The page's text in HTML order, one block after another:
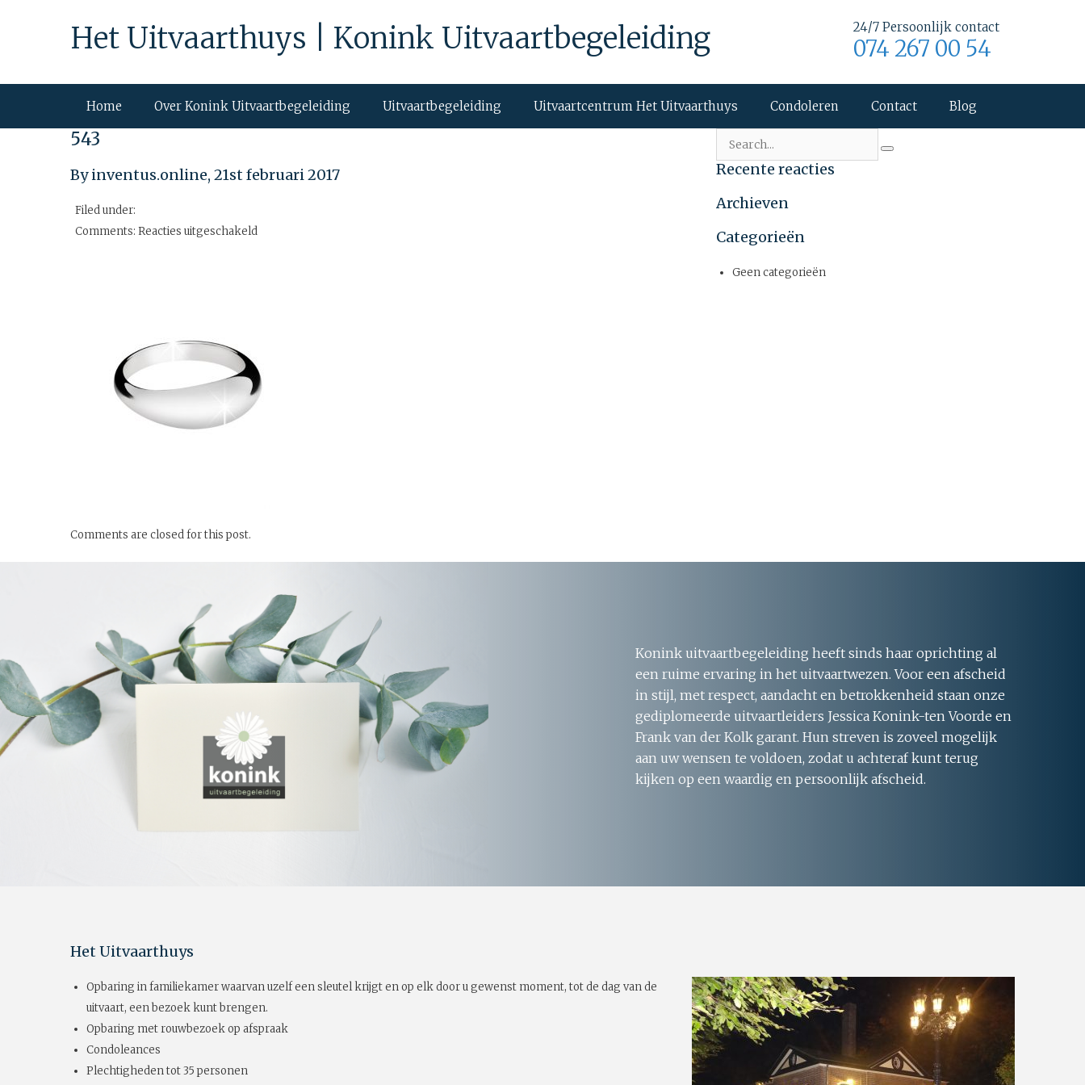
Het Uitvaarthuys | Konink Uitvaartbegeleiding 24/7 Persoonlijk contact
074 267 00 54
Home Over Konink Uitvaartbegeleiding Uitvaartbegeleiding Uitvaartcentrum Het Uitvaarthuys Condoleren Contact Blog
543
By inventus.online, 21st februari 2017
Filed under:
Comments: Reacties uitgeschakeld
Comments are closed for this post.
Recente reacties
Archieven
Categorieën
Geen categorieën
Konink uitvaartbegeleiding heeft sinds haar oprichting al
een ruime ervaring in het uitvaartwezen. Voor een afscheid
in stijl, met respect, aandacht en betrokkenheid staan onze
gediplomeerde uitvaartleiders Jessica Konink-ten Voorde en
Frank van der Kolk garant. Hun streven is zoveel mogelijk
aan uw wensen te voldoen, zodat u achteraf kunt terug
kijken op een waardig en persoonlijk afscheid.
Het Uitvaarthuys
Opbaring in familiekamer waarvan uzelf een sleutel krijgt en op elk door u gewenst moment, tot de dag van de
uitvaart, een bezoek kunt brengen.
Opbaring met rouwbezoek op afspraak
Condoleances
Plechtigheden tot 35 personen